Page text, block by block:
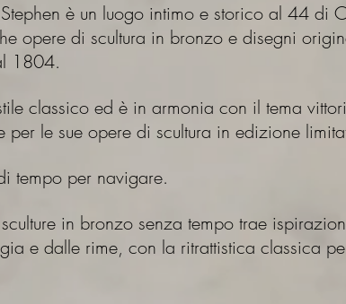
è un luogo intimo e storico al 44 di
opere di scultura in bronzo e disegni
1804.
classico ed è in armonia con il tema
per le sue opere di scultura in edizione
tempo per navigare.
in bronzo senza tempo trae
e dalle rime, con la ritrattistica classica